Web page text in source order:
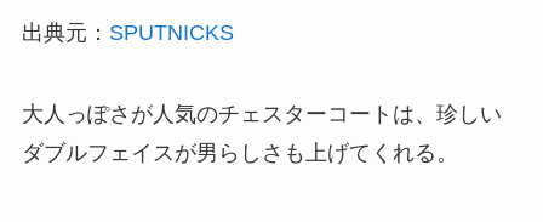
出典元： SPUTNICKS
大人っぽさが人気のチェスターコートは、珍しい
ダブルフェイスが男らしさも上げてくれる。